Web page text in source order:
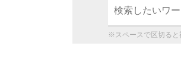
※スペースで区切ると